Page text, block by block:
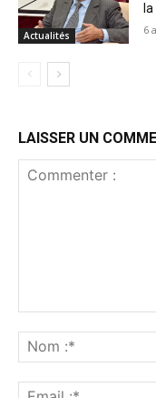
Actualités 6
LAISSER UN